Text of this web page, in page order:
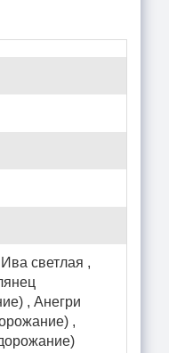
светлая ,
, Анегри
,